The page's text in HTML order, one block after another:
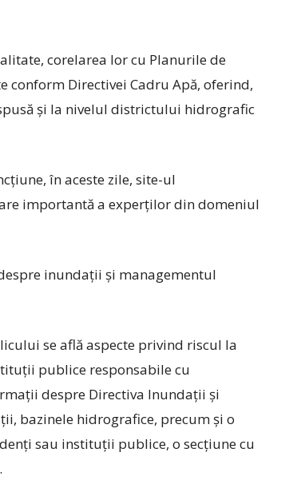
corelarea lor cu Planurile de
conform Directivei Cadru Apă, oferind,
și la nivelul districtului hidrografic
în aceste zile, site-ul
importantă a experților din domeniul
inundații și managementul
se află aspecte privind riscul la
publice responsabile cu
despre Directiva Inundații și
bazinele hidrografice, precum și o
sau instituții publice, o secțiune cu